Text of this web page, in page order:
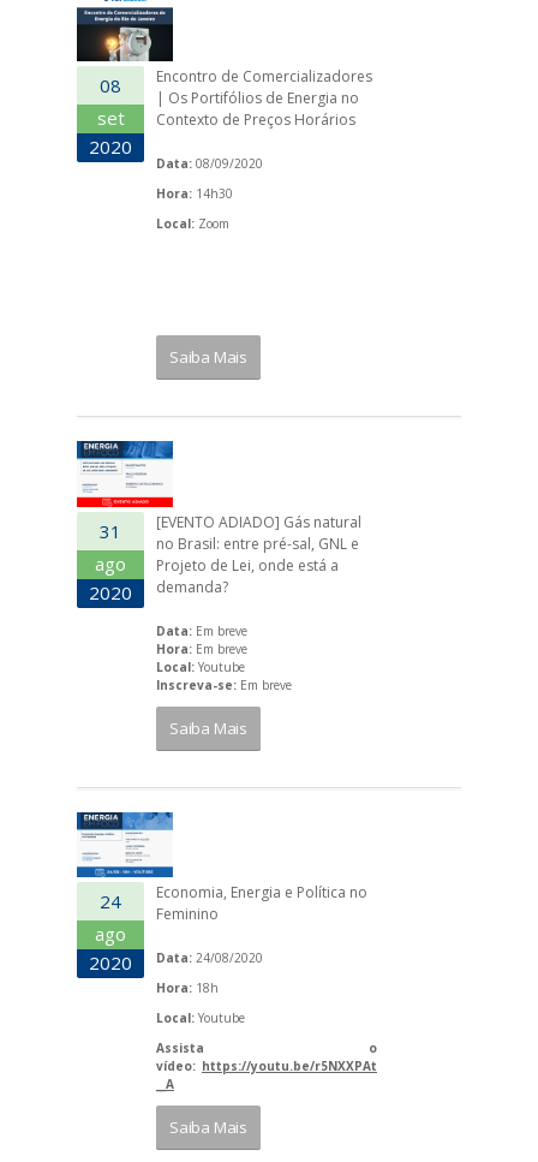
08
set
2020
Encontro de Comercializadores
| Os Portifólios de Energia no
Contexto de Preços Horários
Data: 08/09/2020
Hora: 14h30
Local: Zoom
Saiba Mais
31
ago
2020
[EVENTO ADIADO] Gás natural
no Brasil: entre pré-sal, GNL e
Projeto de Lei, onde está a
demanda?
Data: Em breve
Hora: Em breve
Local: Youtube
Inscreva-se: Em breve
Saiba Mais
24
ago
2020
Economia, Energia e Política no
Feminino
Data: 24/08/2020
Hora: 18h
Local: Youtube
Assista o
vídeo: https://youtu.be/r5NXXPAt
__A
Saiba Mais